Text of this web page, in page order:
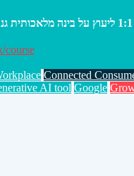
Connected
AI tool Google